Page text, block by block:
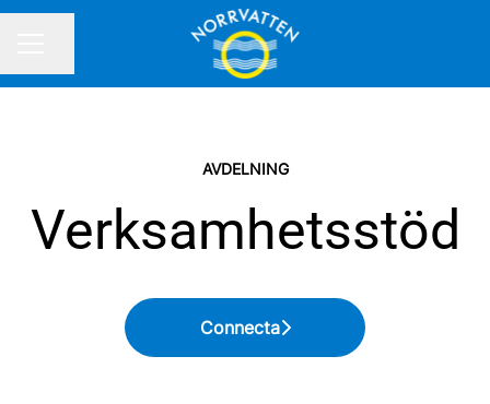
AVDELNING
Verksamhetsstöd
Connecta